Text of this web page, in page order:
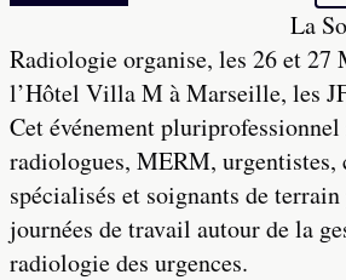
La
Radiologie organise, les 26 et 27
l’Hôtel Villa M à Marseille, les
Cet événement
radiologues, MERM,
spécialisés et soignants de
journées de travail autour de la
radiologie des urgences.